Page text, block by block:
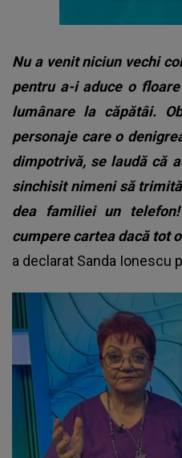
Nu a venit niciun vechi
pentru a-i aduce o
lumânare la căpătâi.
personaje care o
dimpotrivă, se laudă că
sinchisit nimeni să
dea familiei un
cumpere cartea dacă tot
a declarat Sanda Ionescu